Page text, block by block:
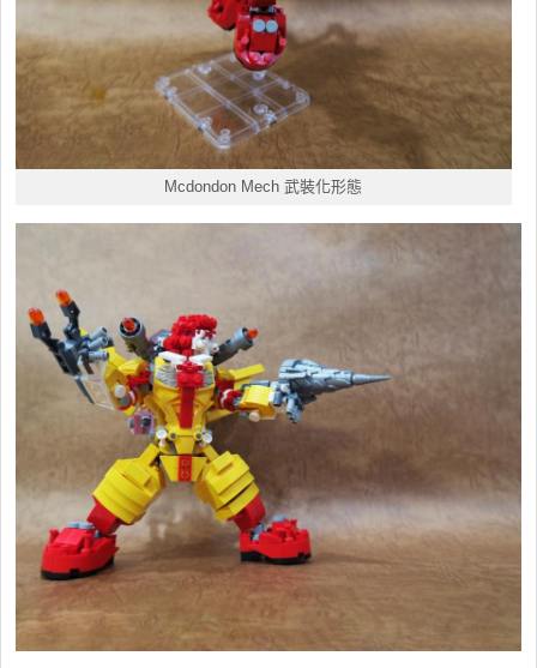
Mcdondon Mech 武裝化形態